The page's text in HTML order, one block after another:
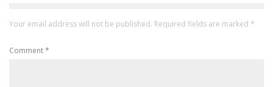
Your email address will not be published. Required fields are marked *
Comment*